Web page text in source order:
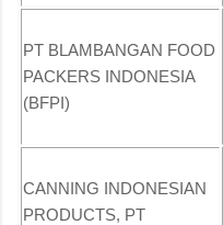
PT BLAMBANGAN FOOD
PACKERS INDONESIA
(BFPI)
CANNING INDONESIAN
PRODUCTS, PT